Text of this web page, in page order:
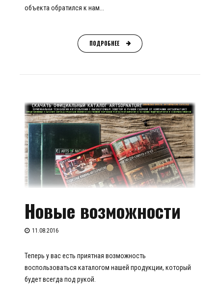
объекта обратился к нам...
ПОДРОБНЕЕ
Новые возможности
11.08.2016
Теперь у вас есть приятная возможность
воспользоваться каталогом нашей продукции, который
будет всегда под рукой.